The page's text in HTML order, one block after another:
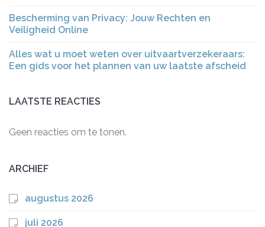
Bescherming van Privacy: Jouw Rechten en
Veiligheid Online
Alles wat u moet weten over uitvaartverzekeraars:
Een gids voor het plannen van uw laatste afscheid
LAATSTE REACTIES
Geen reacties om te tonen.
ARCHIEF
augustus 2026
juli 2026